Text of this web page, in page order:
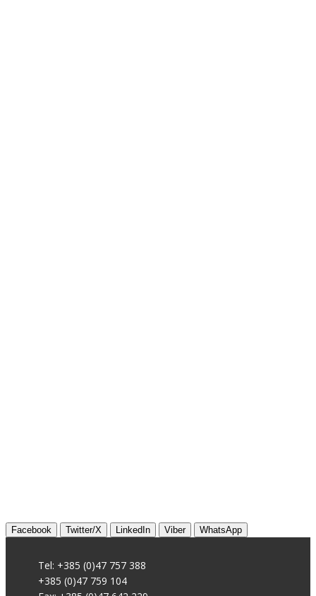
Facebook Twitter/X LinkedIn Viber WhatsApp
Tel: +385 (0)47 757 388
+385 (0)47 759 104